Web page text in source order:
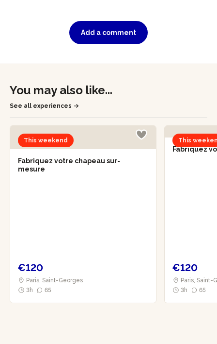
Add a comment
You may also like...
See all experiences
This weekend
Fabriquez votre chapeau sur-
mesure
€120
Paris, Saint-Georges
3h
65
This
Fabriquez
€120
Paris, Saint-
3h
65